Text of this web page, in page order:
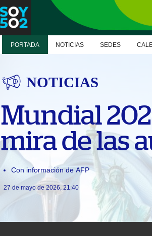
PORTADA NOTICIAS SEDES
NOTICIAS
Mundial
mira de las
Con información de AFP
27 de mayo de 2026, 21:40